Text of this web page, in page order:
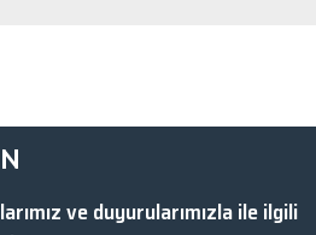
ve duyurularımızla ile ilgili